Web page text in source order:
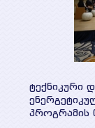
ტექნიკური
პროგრამის